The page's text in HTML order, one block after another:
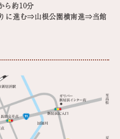
ら約10分
に進む⇒山根公園横南進⇒当館